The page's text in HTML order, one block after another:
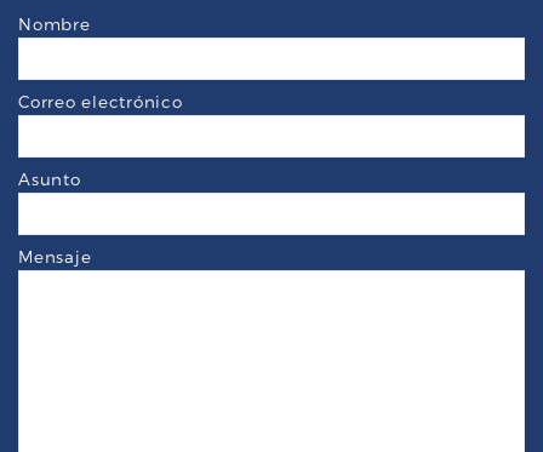
Nombre
Correo electrónico
Asunto
Mensaje